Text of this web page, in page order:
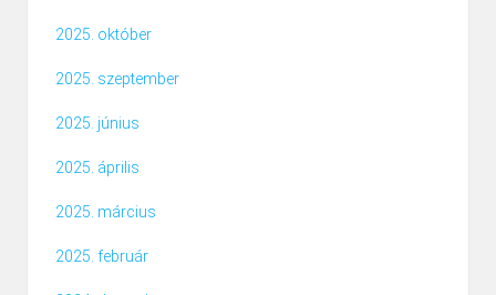
2025. október
2025. szeptember
2025. június
2025. április
2025. március
2025. február